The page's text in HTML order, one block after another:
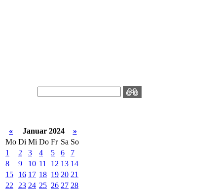
« Januar 2024
»
Mo Di Mi Do Fr Sa So
1
2 3 4 5 6
7
8
9 10 11 12 13 14
15
16 17 18 19 20 21
22
23 24 25 26 27 28